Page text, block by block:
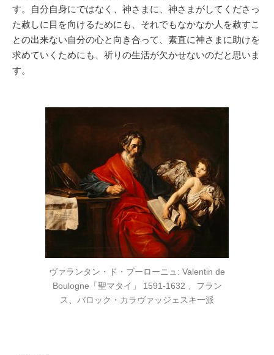
す。自分自身にではなく、神さまに、神さまがしてくださっ
た赦しに目を向けるためにも、それでもなかなか人を赦すこ
との出来ない自分の心と向き合って、素直に神さまに助けを
求めていくためにも、祈りの生活が欠かせないのだと思いま
す。
ヴァランタン・ド・ブーローニュ: Valentin de
Boulogne「聖マタイ」 1591-1632 、フラン
ス、バロック・カラヴァッジェスキ一派